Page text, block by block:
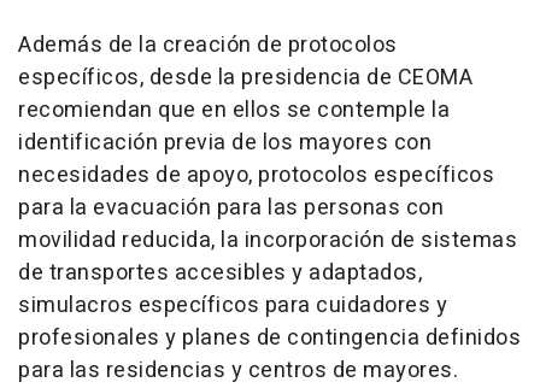
Además de la creación de protocolos
específicos, desde la presidencia de CEOMA
recomiendan que en ellos se contemple la
identificación previa de los mayores con
necesidades de apoyo, protocolos específicos
para la evacuación para las personas con
movilidad reducida, la incorporación de sistemas
de transportes accesibles y adaptados,
simulacros específicos para cuidadores y
profesionales y planes de contingencia definidos
para las residencias y centros de mayores.